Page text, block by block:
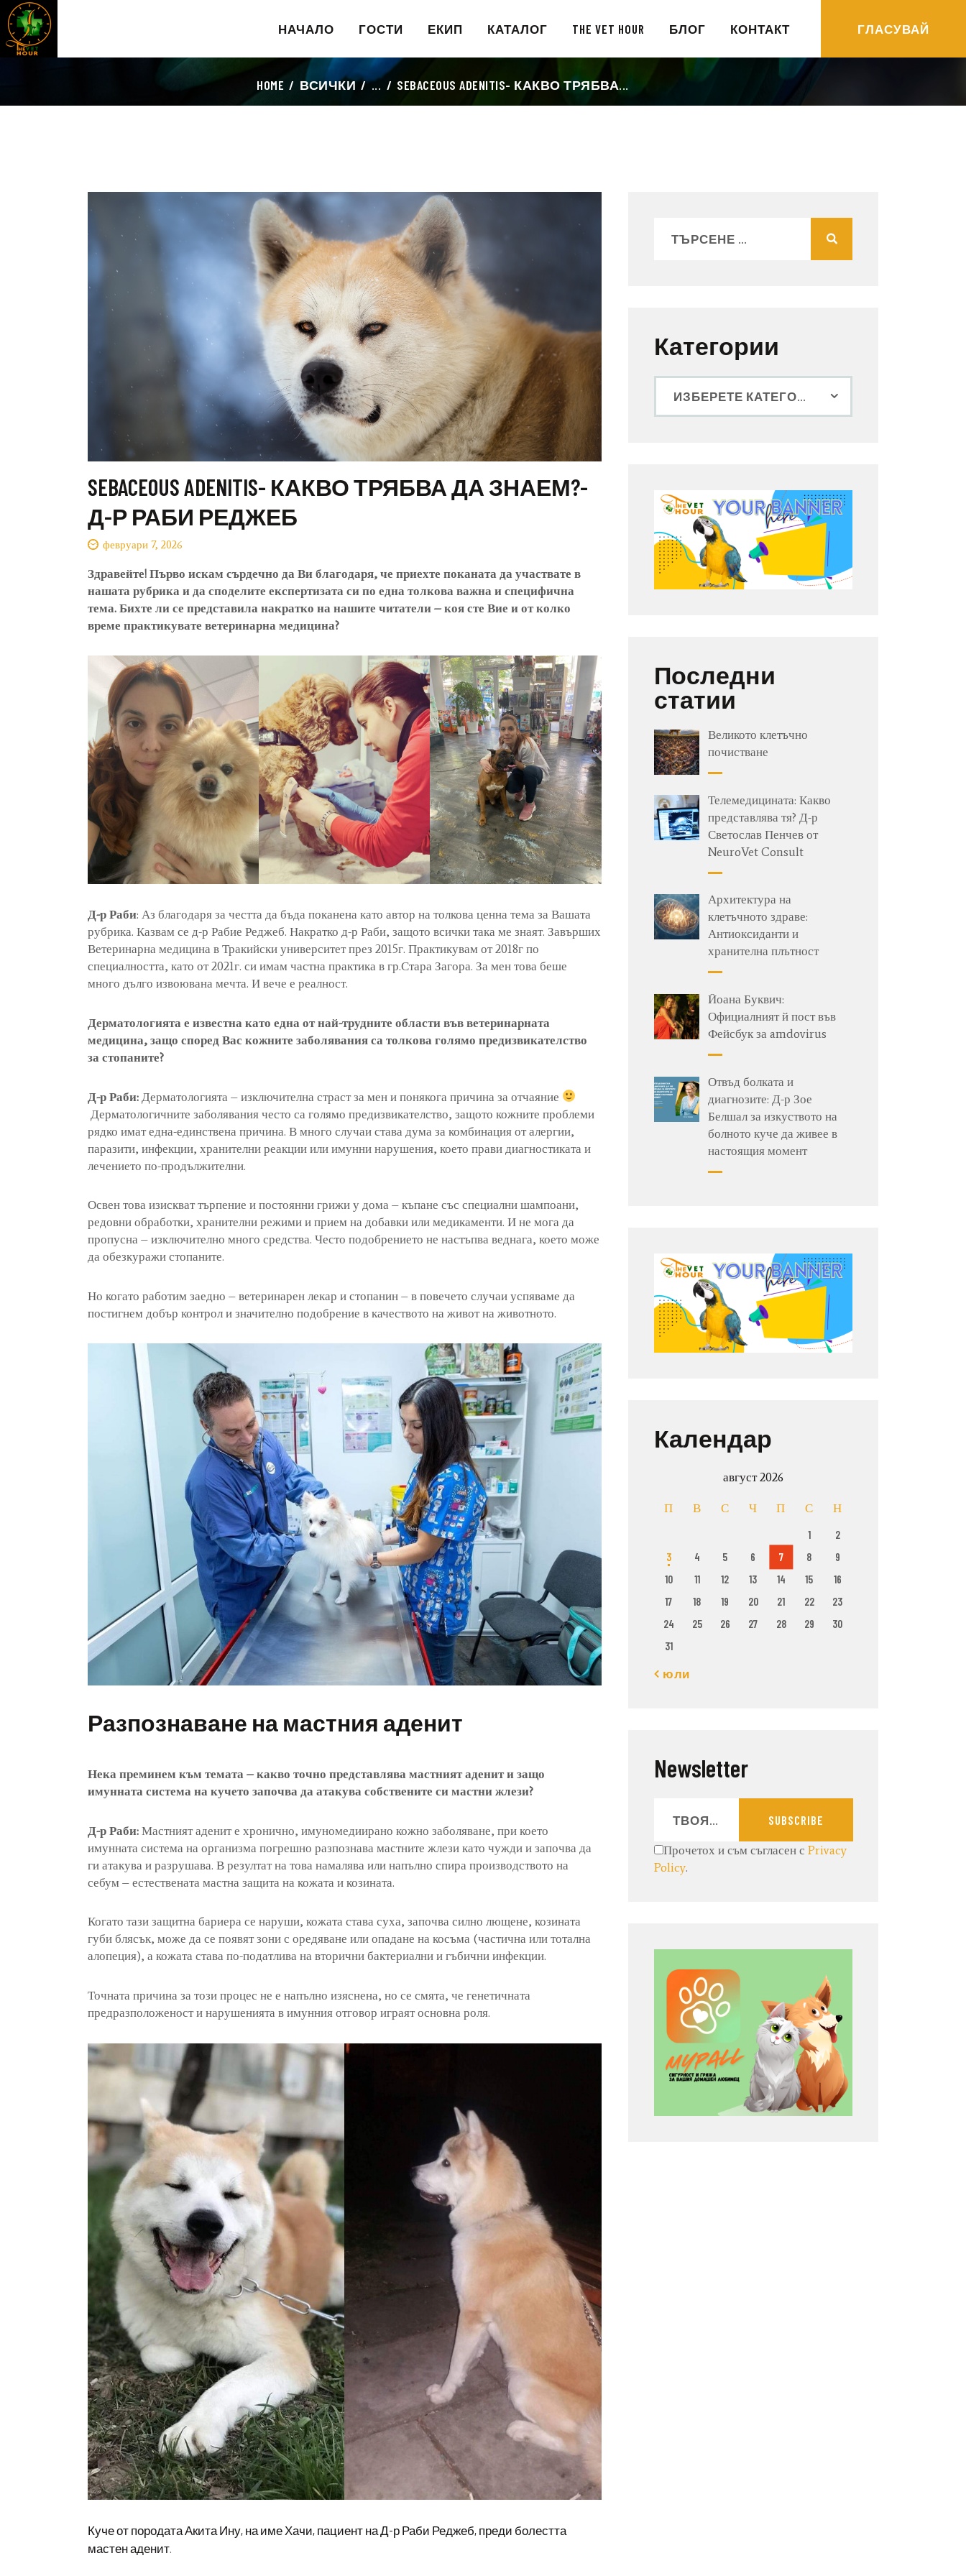
НАЧАЛО ГОСТИ ЕКИП КАТАЛОГ THE VET HOUR БЛОГ КОНТАКТ ГЛАСУВАЙ
HOME ВСИЧКИ ... SEBACEOUS ADENITIS- КАКВО ТРЯБВА...
НАЧАЛО
ГОСТИ
ЕКИП
БЛОГ
КОНТАКТ
SEBACEOUS ADENITIS- КАКВО ТРЯБВА ДА ЗНАЕМ?-
Д-Р РАБИ РЕДЖЕБ
февруари 7, 2026
Здравейте! Първо искам сърдечно да Ви благодаря, че приехте поканата да участвате в
нашата рубрика и да споделите експертизата си по една толкова важна и специфична
тема. Бихте ли се представила накратко на нашите читатели – коя сте Вие и от колко
време практикувате ветеринарна медицина?
Д-р Раби: Аз благодаря за честта да бъда поканена като автор на толкова ценна тема за Вашата
рубрика. Казвам се д-р Рабие Реджеб. Накратко д-р Раби, защото всички така ме знаят. Завърших
Ветеринарна медицина в Тракийски университет през 2015г. Практикувам от 2018г по
специалността, като от 2021г. си имам частна практика в гр.Стара Загора. За мен това беше
много дълго извоювана мечта. И вече е реалност.
Дерматологията е известна като една от най-трудните области във ветеринарната
медицина, защо според Вас кожните заболявания са толкова голямо предизвикателство
за стопаните?
Д-р Раби: Дерматологията – изключителна страст за мен и понякога причина за отчаяние
Дерматологичните заболявания често са голямо предизвикателство, защото кожните проблеми
рядко имат една-единствена причина. В много случаи става дума за комбинация от алергии,
паразити, инфекции, хранителни реакции или имунни нарушения, което прави диагностиката и
лечението по-продължителни.
Освен това изискват търпение и постоянни грижи у дома – къпане със специални шампоани,
редовни обработки, хранителни режими и прием на добавки или медикаменти. И не мога да
пропусна – изключително много средства. Често подобрението не настъпва веднага, което може
да обезкуражи стопаните.
Но когато работим заедно – ветеринарен лекар и стопанин – в повечето случаи успяваме да
постигнем добър контрол и значително подобрение в качеството на живот на животното.
Разпознаване на мастния аденит
Нека преминем към темата – какво точно представлява мастният аденит и защо
имунната система на кучето започва да атакува собствените си мастни жлези?
Д-р Раби: Мастният аденит е хронично, имуномедиирано кожно заболяване, при което
имунната система на организма погрешно разпознава мастните жлези като чужди и започва да
ги атакува и разрушава. В резултат на това намалява или напълно спира производството на
себум – естествената мастна защита на кожата и козината.
Когато тази защитна бариера се наруши, кожата става суха, започва силно лющене, козината
губи блясък, може да се появят зони с оредяване или опадане на косъма (частична или тотална
алопеция), а кожата става по-податлива на вторични бактериални и гъбични инфекции.
Точната причина за този процес не е напълно изяснена, но се смята, че генетичната
предразположеност и нарушенията в имунния отговор играят основна роля.
Куче от породата Акита Ину, на име Хачи, пациент на Д-р Раби Реджеб, преди болестта
мастен аденит.
Категории
Последни
статии
Великото клетъчно
почистване
Телемедицината: Какво
представлява тя? Д-р
Светослав Пенчев от
NeuroVet Consult
Архитектура на
клетъчното здраве:
Антиоксиданти и
хранителна плътност
Йоана Буквич:
Официалният й пост във
Фейсбук за amdovirus
Отвъд болката и
диагнозите: Д-р Зое
Белшал за изкуството на
болното куче да живее в
настоящия момент
Календар
август 2026
П В С Ч П С Н
1
2
3
4 5 6 7 8
9
10
11 12 13 14 15
16
17
18 19 20 21 22
23
24
25 26 27 28 29
30
31
« юли
Newsletter
SUBSCRIBE
Прочетох и съм съгласен сPrivacy
Policy.